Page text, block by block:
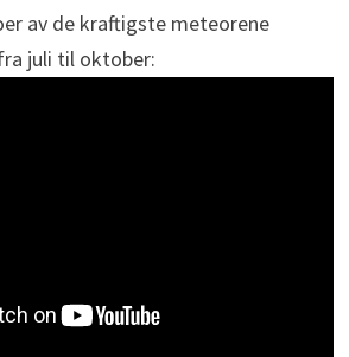
av de kraftigste meteorene
juli til oktober: